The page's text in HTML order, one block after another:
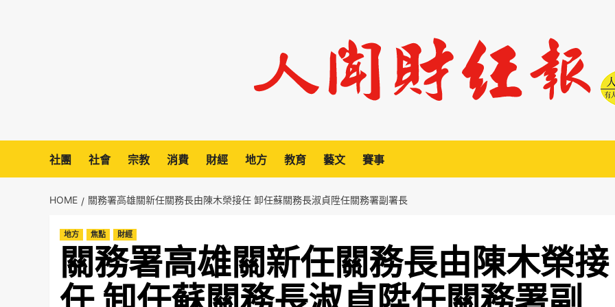
社團 社會 宗教 消費 財經 地方 教育 藝文 賽事
HOME 關務署高雄關新任關務長由陳木榮接任 卸任蘇關務長淑貞陞任關務署副署長
地方 焦點 財經
關務署高雄關新任關務長由陳木榮接